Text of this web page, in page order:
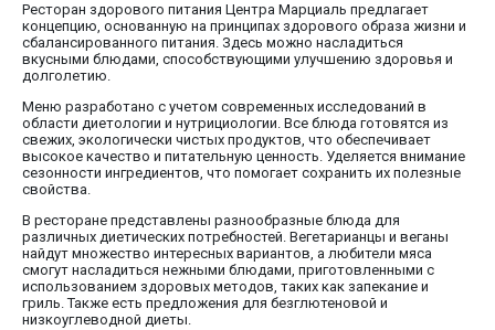
Ресторан здорового питания Центра Марциаль предлагает
концепцию, основанную на принципах здорового образа жизни и
сбалансированного питания. Здесь можно насладиться
вкусными блюдами, способствующими улучшению здоровья и
долголетию.
Меню разработано с учетом современных исследований в
области диетологии и нутрициологии. Все блюда готовятся из
свежих, экологически чистых продуктов, что обеспечивает
высокое качество и питательную ценность. Уделяется внимание
сезонности ингредиентов, что помогает сохранить их полезные
свойства.
В ресторане представлены разнообразные блюда для
различных диетических потребностей. Вегетарианцы и веганы
найдут множество интересных вариантов, а любители мяса
смогут насладиться нежными блюдами, приготовленными с
использованием здоровых методов, таких как запекание и
гриль. Также есть предложения для безглютеновой и
низкоуглеводной диеты.